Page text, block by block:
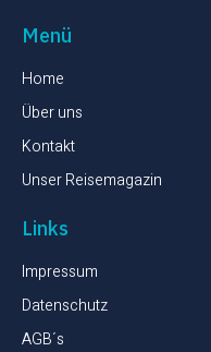
Menü
Home
Über uns
Kontakt
Unser Reisemagazin
Links
Impressum
Datenschutz
AGB´s